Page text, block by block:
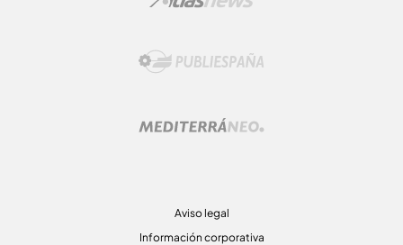
Aviso legal
Información corporativa